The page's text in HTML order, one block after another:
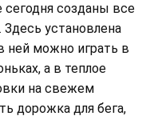
созданы все
Здесь установлена
ней можно играть в
а в теплое
на свежем
дорожка для бега,